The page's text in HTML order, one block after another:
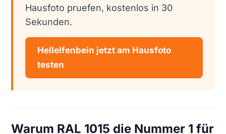
Hausfoto pruefen, kostenlos in 30
Sekunden.
Hellelfenbein jetzt am Hausfoto
testen
Warum RAL 1015 die Nummer 1 für